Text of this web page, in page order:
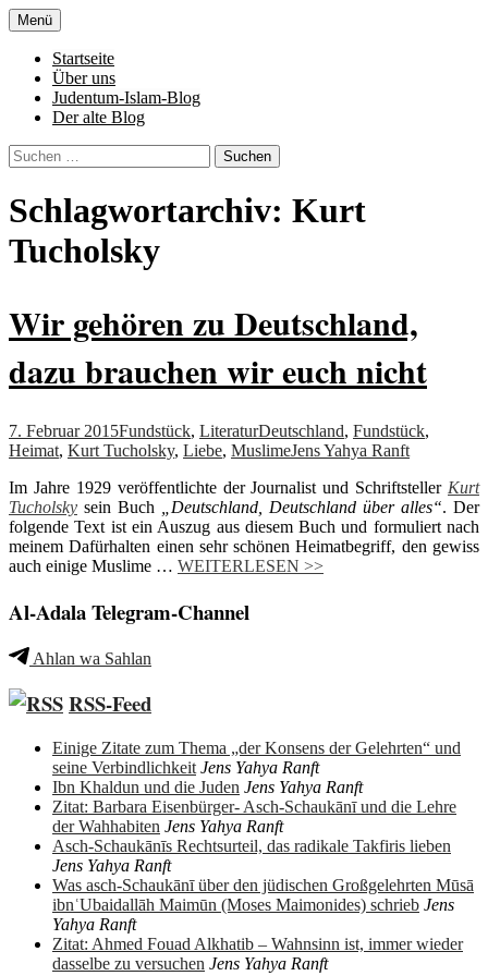
Zum
Inhalt
springen
Al-Adala.de
von allem
Menü
Startseite
Über uns
Judentum-Islam-Blog
Der alte Blog
Suchen
nach:
Schlagwortarchiv: Kurt
Tucholsky
Wir gehören zu Deutschland,
dazu brauchen wir euch nicht
7. Februar 2015Fundstück, LiteraturDeutschland, Fundstück,
Heimat, Kurt Tucholsky, Liebe, MuslimeJens Yahya Ranft
Im Jahre 1929 veröffentlichte der Journalist und Schriftsteller Kurt
Tucholsky sein Buch „Deutschland, Deutschland über alles“. Der
folgende Text ist ein Auszug aus diesem Buch und formuliert nach
meinem Dafürhalten einen sehr schönen Heimatbegriff, den gewiss
auch einige Muslime … WEITERLESEN >>
Al-Adala Telegram-Channel
Ahlan wa Sahlan
RSS-Feed
Einige Zitate zum Thema „der Konsens der Gelehrten“ und
seine Verbindlichkeit Jens Yahya Ranft
Ibn Khaldun und die Juden Jens Yahya Ranft
Zitat: Barbara Eisenbürger- Asch-Schaukānī und die Lehre
der Wahhabiten Jens Yahya Ranft
Asch-Schaukānīs Rechtsurteil, das radikale Takfiris lieben
Jens Yahya Ranft
Was asch-Schaukānī über den jüdischen Großgelehrten Mūsā
ibnʿUbaidallāh Maimūn (Moses Maimonides) schrieb Jens
Yahya Ranft
Zitat: Ahmed Fouad Alkhatib – Wahnsinn ist, immer wieder
dasselbe zu versuchen Jens Yahya Ranft